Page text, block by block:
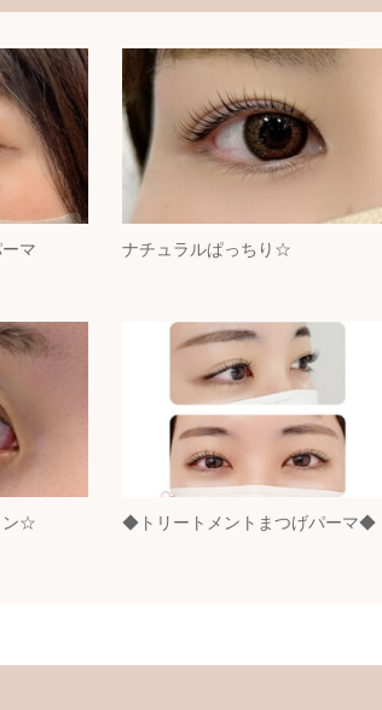
マ ナチュラルぱっちり☆
ン☆ ◆トリートメントまつげパーマ◆